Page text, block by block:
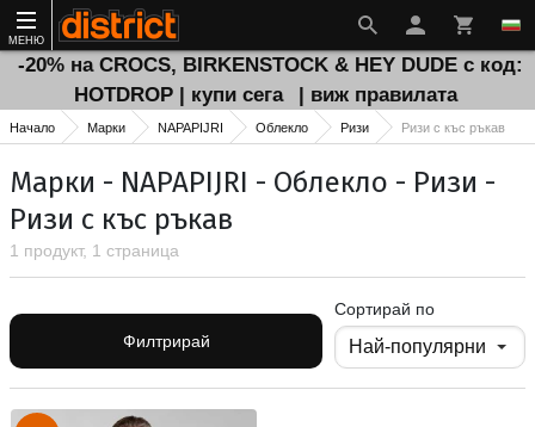
МЕНЮ
-20% на CROCS, BIRKENSTOCK & HEY DUDE с код:
HOTDROP | купи сега
| виж правилата
Начало Марки NAPAPIJRI Облекло Ризи Ризи с къс ръкав
Марки - NAPAPIJRI - Облекло - Ризи -
Ризи с къс ръкав
1 продукт, 1 страница
Филтрирай
Сортирай по